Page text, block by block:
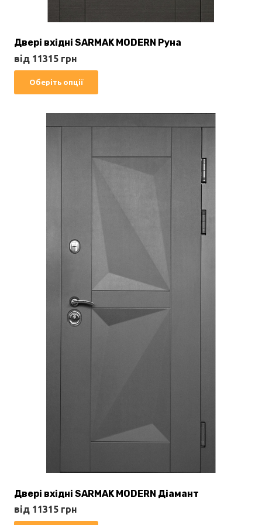
Двері вхідні SARMAK MODERN Руна
від 11315 грн
Оберіть опції
товар
кілька
Параметри
Двері вхідні SARMAK MODERN Діамант
від 11315 грн